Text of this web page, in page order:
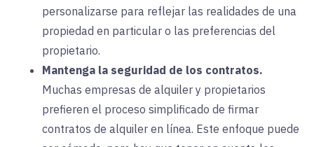
personalizarse para reflejar las realidades de una
propiedad en particular o las preferencias del
propietario.
Mantenga la seguridad de los contratos.
Muchas empresas de alquiler y propietarios
prefieren el proceso simplificado de firmar
contratos de alquiler en línea. Este enfoque puede